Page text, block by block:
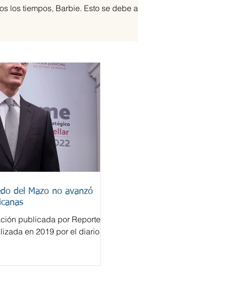
los tiempos, Barbie. Esto se debe a la
del Mazo no avanzó
publicada por Reporte
en 2019 por el diario
penal en México, pese a